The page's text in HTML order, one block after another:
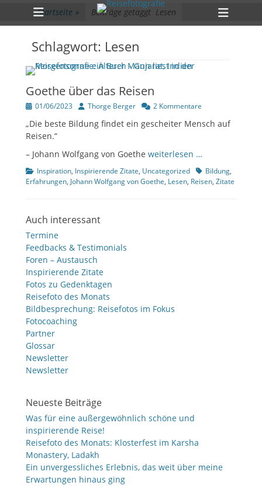
zum
Inhalt
Primärmenü
Startseite » Beiträge getaggt Lesen
Schlagwort: Lesen
Goethe über das Reisen
Veröffentlicht
01/06/2023 Author
Thorge Berger 2 Kommentare
„Die beste Bildung findet ein gescheiter Mensch auf
Reisen.“
– Johann Wolfgang von Goethe weiterlesen …
Kategorien
Inspiration, Inspirierende Zitate, Uncategorized TagsBildung,
Erfahrungen, Johann Wolfgang von Goethe, Lesen, Reisen, Zitate
Auch interessant
Termine
Feedbacks & Testimonials
Foren – Austausch
Inspirierende Zitate
Fotos zu Gedenktagen
Reisefoto des Monats
Bildbesprechung: Reisefotos im Fokus
Fotocoaching
Partner
Glossar
Newsletter
Newsletter
Neueste Beiträge
Was für eine außergewöhnlich schöne und
inspirierende Reise!
Reisefoto des Monats: Klosterfest im Karsha
Monastery, Ladakh
Ein unvergessliches Erlebnis, das weit über meine
Erwartungen hinaus ging